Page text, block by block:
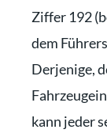
Ziffer 192
dem
Derjenige,
kann jeder